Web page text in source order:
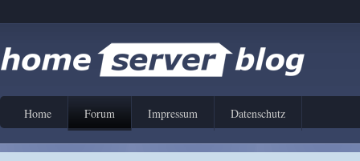
Home Forum Impressum Datenschutz